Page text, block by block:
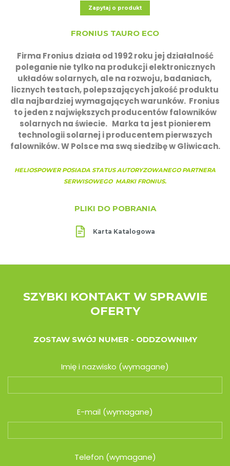
Zapytaj o produkt
FRONIUS TAURO ECO
Firma Fronius działa od 1992 roku jej działalność
poleganie nie tylko na produkcji elektronicznych
układów solarnych, ale na rozwoju, badaniach,
licznych testach, polepszających jakość produktu
dla najbardziej wymagających warunków. Fronius
to jeden z największych producentów falowników
solarnych na świecie. Marka ta jest pionierem
technologii solarnej i producentem pierwszych
falowników. W Polsce ma swą siedzibę w Gliwicach.
HELIOSPOWER POSIADA STATUS AUTORYZOWANEGO PARTNERA
SERWISOWEGO MARKI FRONIUS.
PLIKI DO POBRANIA
Karta Katalogowa
SZYBKI KONTAKT W SPRAWIE
OFERTY
ZOSTAW SWÓJ NUMER - ODDZOWNIMY
Imię i nazwisko (wymagane)
E-mail (wymagane)
Telefon (wymagane)